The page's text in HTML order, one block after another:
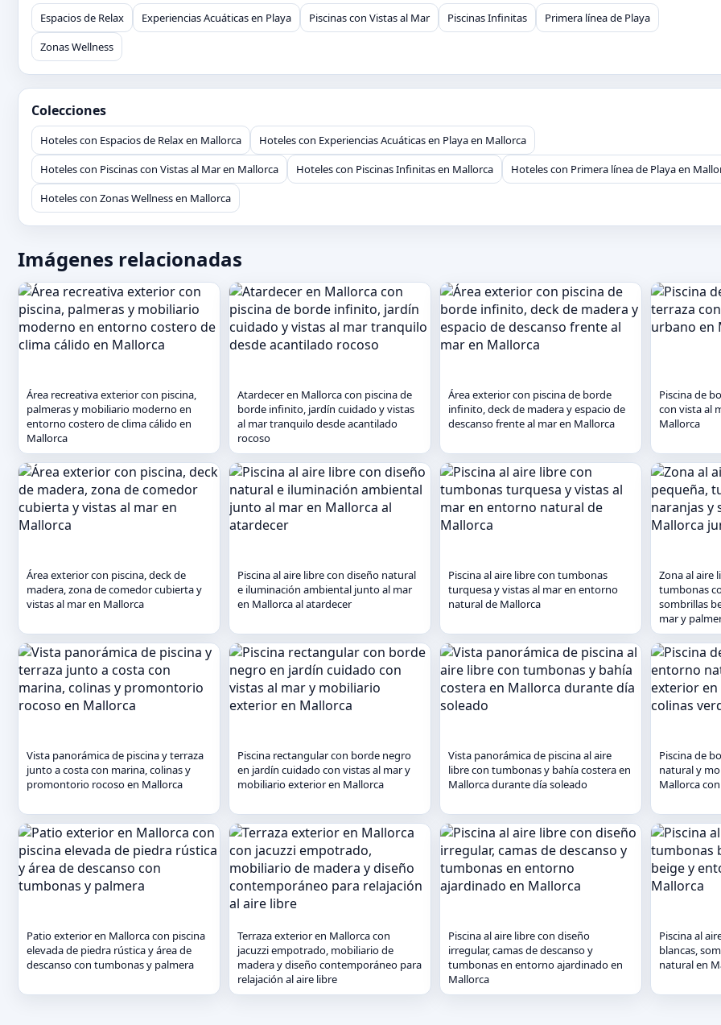
Espacios de Relax Experiencias Acuáticas en Playa Piscinas con Vistas al Mar Piscinas Infinitas
Primera línea de Playa
Zonas Wellness
Colecciones
Hoteles con Espacios de Relax en Mallorca
Hoteles con Experiencias Acuáticas en Playa en Mallorca
Hoteles con Piscinas con Vistas al Mar en Mallorca
Hoteles con Piscinas Infinitas en Mallorca
Hoteles con Primera línea de Playa en
Hoteles con Zonas Wellness en Mallorca
Imágenes relacionadas
Área recreativa exterior con piscina,
palmeras y mobiliario moderno en
entorno costero de clima cálido en
Mallorca
Atardecer en Mallorca con piscina de
borde infinito, jardín cuidado y vistas
al mar tranquilo desde acantilado
rocoso
Área exterior con piscina de borde
infinito, deck de madera y espacio de
descanso frente al mar en Mallorca
Piscina de
con vista al
Mallorca
Área exterior con piscina, deck de
madera, zona de comedor cubierta y
vistas al mar en Mallorca
Piscina al aire libre con diseño natural
e iluminación ambiental junto al mar
en Mallorca al atardecer
Piscina al aire libre con tumbonas
turquesa y vistas al mar en entorno
natural de Mallorca
Zona al aire
tumbonas
sombrillas
mar y
Vista panorámica de piscina y terraza
junto a costa con marina, colinas y
promontorio rocoso en Mallorca
Piscina rectangular con borde negro
en jardín cuidado con vistas al mar y
mobiliario exterior en Mallorca
Vista panorámica de piscina al aire
libre con tumbonas y bahía costera en
Mallorca durante día soleado
Piscina de
natural y
Mallorca
Patio exterior en Mallorca con piscina
elevada de piedra rústica y área de
descanso con tumbonas y palmera
Terraza exterior en Mallorca con
jacuzzi empotrado, mobiliario de
madera y diseño contemporáneo para
relajación al aire libre
Piscina al aire libre con diseño
irregular, camas de descanso y
tumbonas en entorno ajardinado en
Mallorca
Piscina al
blancas,
natural en